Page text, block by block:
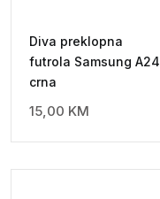
Diva preklopna
futrola Samsung A24
crna
15,00 KM